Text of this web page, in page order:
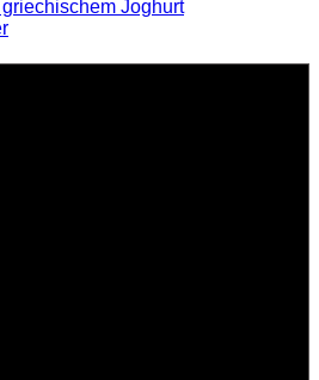
Joghurt